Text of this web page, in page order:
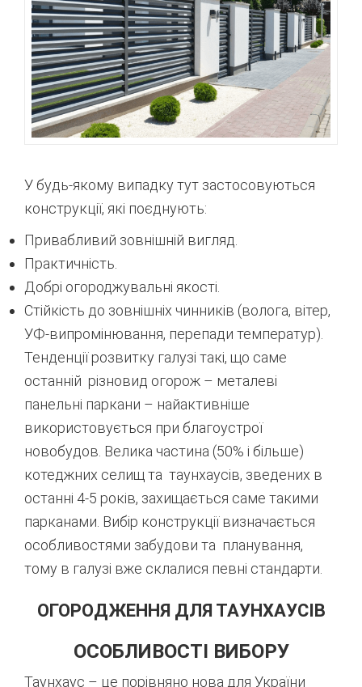
У будь-якому випадку тут застосовуються
конструкції, які поєднують:
Привабливий зовнішній вигляд.
Практичність.
Добрі огороджувальні якості.
Стійкість до зовнішніх чинників (волога, вітер,
УФ-випромінювання, перепади температур).
Тенденції розвитку галузі такі, що саме
останній різновид огорож – металеві
панельні паркани – найактивніше
використовується при благоустрої
новобудов. Велика частина (50% і більше)
котеджних селищ та таунхаусів, зведених в
останні 4-5 років, захищається саме такими
парканами. Вибір конструкції визначається
особливостями забудови та планування,
тому в галузі вже склалися певні стандарти.
ОГОРОДЖЕННЯ ДЛЯ ТАУНХАУСІВ
ОСОБЛИВОСТІ ВИБОРУ
Таунхаус – це порівняно нова для України